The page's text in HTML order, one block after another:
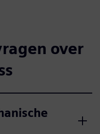
over